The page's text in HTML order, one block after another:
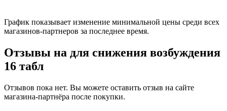
График показывает изменение минимальной цены среди всех
магазинов-партнеров за последнее время.
Отзывы на для снижения возбуждения
16 табл
Отзывов пока нет. Вы можете оставить отзыв на сайте
магазина-партнёра после покупки.